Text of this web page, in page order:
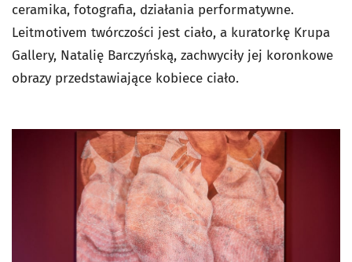
ceramika, fotografia, działania performatywne.
Leitmotivem twórczości jest ciało, a kuratorkę Krupa
Gallery, Natalię Barczyńską, zachwyciły jej koronkowe
obrazy przedstawiające kobiece ciało.